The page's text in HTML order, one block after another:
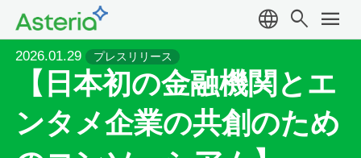
language search menu
2026.01.29 プレスリリース
【日本初の金融機関とエ
ンタメ企業の共創のため